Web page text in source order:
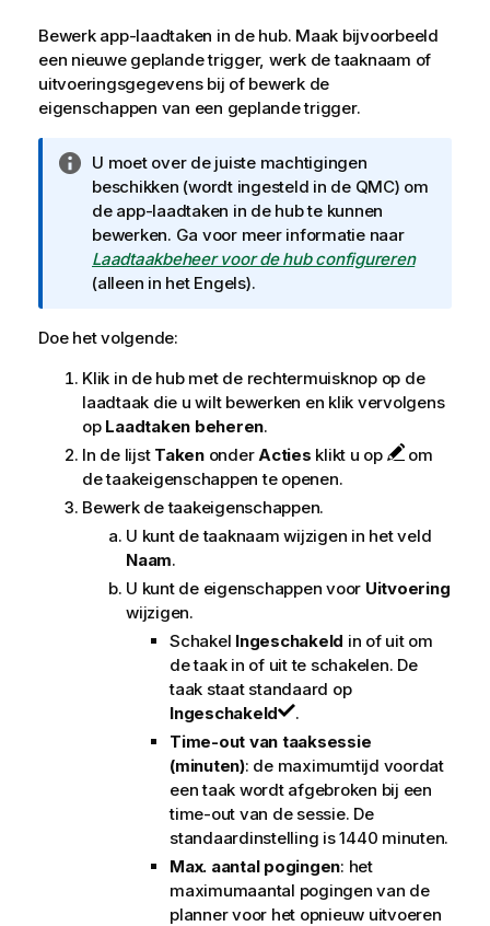
Bewerk app-laadtaken in de hub. Maak bijvoorbeeld
een nieuwe geplande trigger, werk de taaknaam of
uitvoeringsgegevens bij of bewerk de
eigenschappen van een geplande trigger.
I
n
f
o
r
m
t
e
U moet over de juiste machtigingen
beschikken (wordt ingesteld in de QMC) om
de app-laadtaken in de hub te kunnen
bewerken. Ga voor meer informatie naar
Laadtaakbeheer voor de hub configureren
(alleen in het Engels).
Doe het volgende:
Klik in de hub met de rechtermuisknop op de
laadtaak die u wilt bewerken en klik vervolgens
op Laadtaken beheren.
In de lijst TakenonderActies klikt u op
om
de taakeigenschappen te openen.
Bewerk de taakeigenschappen.
U kunt de taaknaam wijzigen in het veld
Naam.
U kunt de eigenschappen voor Uitvoering
wijzigen.
Schakel Ingeschakeld in of uit om
de taak in of uit te schakelen. De
taak staat standaard op
Ingeschakeld
.
Time-out van taaksessie
(minuten): de maximumtijd voordat
een taak wordt afgebroken bij een
time-out van de sessie. De
standaardinstelling is 1440 minuten.
Max. aantal pogingen: het
maximumaantal pogingen van de
planner voor het opnieuw uitvoeren